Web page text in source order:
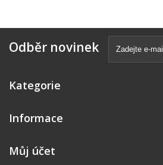
Odběr novinek
Kategorie
Informace
Můj účet